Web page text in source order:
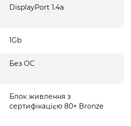
DisplayPort 1.4a
1Gb
Без ОС
Блок живлення з
сертифікацією 80+ Bronze